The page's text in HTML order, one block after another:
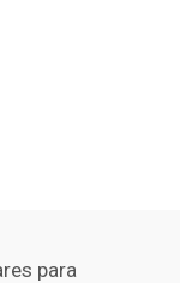
para